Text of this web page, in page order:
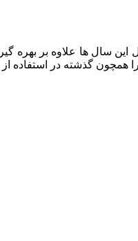
سال ها علاوه بر بهره
همچون گذشته در استفاده